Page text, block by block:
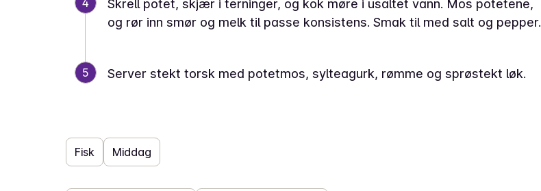
4
Skrell potet, skjær i terninger, og kok møre i usaltet vann. Mos potetene,
og rør inn smør og melk til passe konsistens. Smak til med salt og pepper.
5 Server stekt torsk med potetmos, sylteagurk, rømme og sprøstekt løk.
Fisk Middag